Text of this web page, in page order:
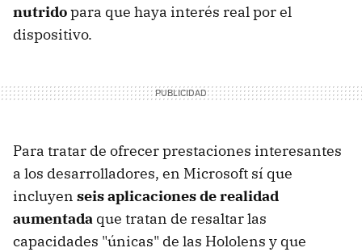
nutridopara que haya interés real por el
dispositivo.
Para tratar de ofrecer prestaciones interesantes
a los desarrolladores, en Microsoft sí que
incluyen seis aplicaciones de realidad
aumentada que tratan de resaltar las
capacidades "únicas" de las Hololens y que